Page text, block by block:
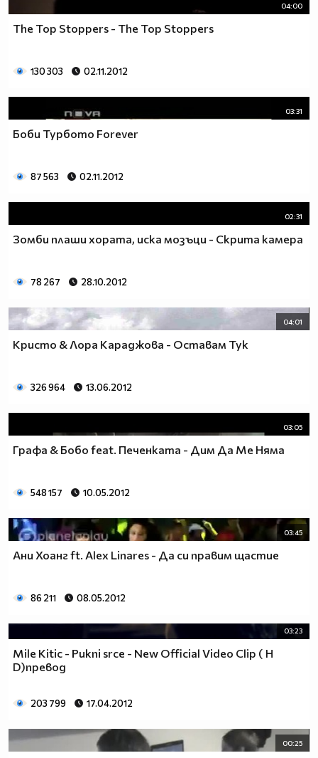
04:00
The Top Stoppers - The Top Stoppers
130 303 02.11.2012
03:31
Боби Турбото Forever
87 563 02.11.2012
02:31
Зомби плаши хората, иска мозъци - Скрита камера
78 267 28.10.2012
04:01
Кристо & Лора Караджова - Оставам Тук
326 964 13.06.2012
03:05
Графа & Бобо feat. Печенката - Дим Да Ме Няма
548 157 10.05.2012
03:45
Ани Хоанг ft. Alex Linares - Да си правим щастие
86 211 08.05.2012
03:23
Mile Kitic - Pukni srce - New Official Video Clip ( H
D)превод
203 799 17.04.2012
00:25